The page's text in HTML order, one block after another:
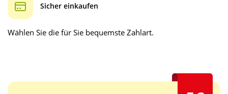
Sicher einkaufen
Wählen Sie die für Sie bequemste Zahlart.